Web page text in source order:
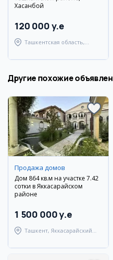
Хасанбой
120 000 y.e
Ташкентская область,
Другие похожие
Продажа домов
Дом 864 кв.м на участке 7.42
сотки в Яккасарайском
районе
1 500 000 y.e
Ташкент, Яккасарайский